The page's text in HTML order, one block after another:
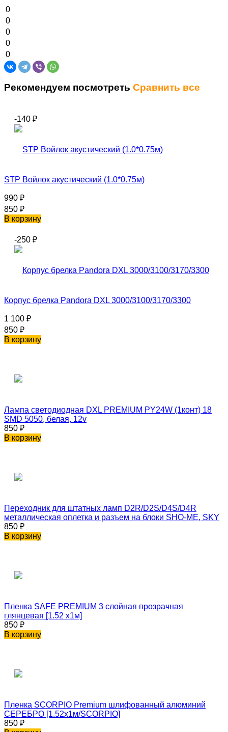
0
0
0
0
0
Рекомендуем посмотреть Сравнить все
-140 ₽
STP Войлок акустический (1.0*0.75м)
990 ₽
850 ₽
В корзину
-250 ₽
Корпус брелка Pandora DXL 3000/3100/3170/3300
1 100 ₽
850 ₽
В корзину
Лампа светодиодная DXL PREMIUM PY24W (1конт) 18
SMD 5050, белая, 12v
850 ₽
В корзину
Переходник для штатных ламп D2R/D2S/D4S/D4R
металлическая оплетка и разъем на блоки SHO-ME, SKY
850 ₽
В корзину
Пленка SAFE PREMIUM 3 слойная прозрачная
глянцевая [1.52 x1м]
850 ₽
В корзину
Пленка SCORPIO Premium шлифованный алюминий
СЕРЕБРО [1.52x1м/SCORPIO]
850 ₽